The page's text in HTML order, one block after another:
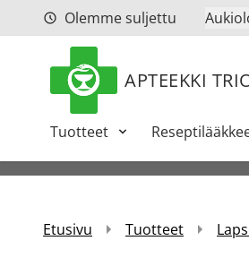
Siirry sisältöönOlemme suljettu
APTEEKKI
Tuotteet
Etusivu Tuotteet